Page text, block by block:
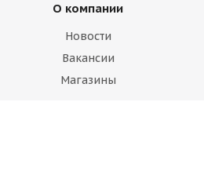
О компании
Новости
Вакансии
Магазины